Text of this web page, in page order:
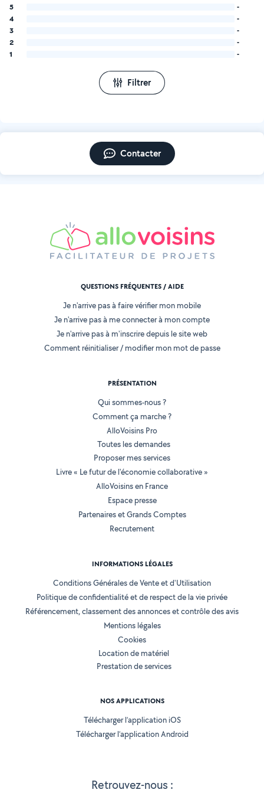
5
-
4
-
3
-
2
-
1
-
Filtrer
Contacter
Retrouvez-nous :
QUESTIONS FRÉQUENTES / AIDE
Je n'arrive pas à faire vérifier mon mobile
Je n'arrive pas à me connecter à mon compte
Je n'arrive pas à m'inscrire depuis le site web
Comment réinitialiser / modifier mon mot de passe
PRÉSENTATION
Qui sommes-nous ?
Comment ça marche ?
AlloVoisins Pro
Toutes les demandes
Proposer mes services
Livre « Le futur de l'économie collaborative »
AlloVoisins en France
Espace presse
Partenaires et Grands Comptes
Recrutement
INFORMATIONS LÉGALES
Conditions Générales de Vente et d'Utilisation
Politique de confidentialité et de respect de la vie privée
Référencement, classement des annonces et contrôle des avis
Mentions légales
Cookies
Location de matériel
Prestation de services
NOS APPLICATIONS
Télécharger l’application iOS
Télécharger l’application Android